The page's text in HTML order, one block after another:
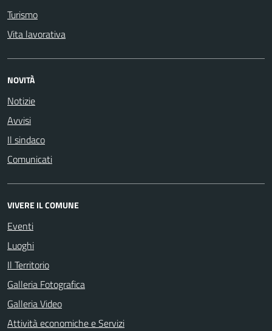
Turismo
Vita lavorativa
NOVITÀ
Notizie
Avvisi
Il sindaco
Comunicati
VIVERE IL COMUNE
Eventi
Luoghi
Il Territorio
Galleria Fotografica
Galleria Video
Attività economiche e Servizi